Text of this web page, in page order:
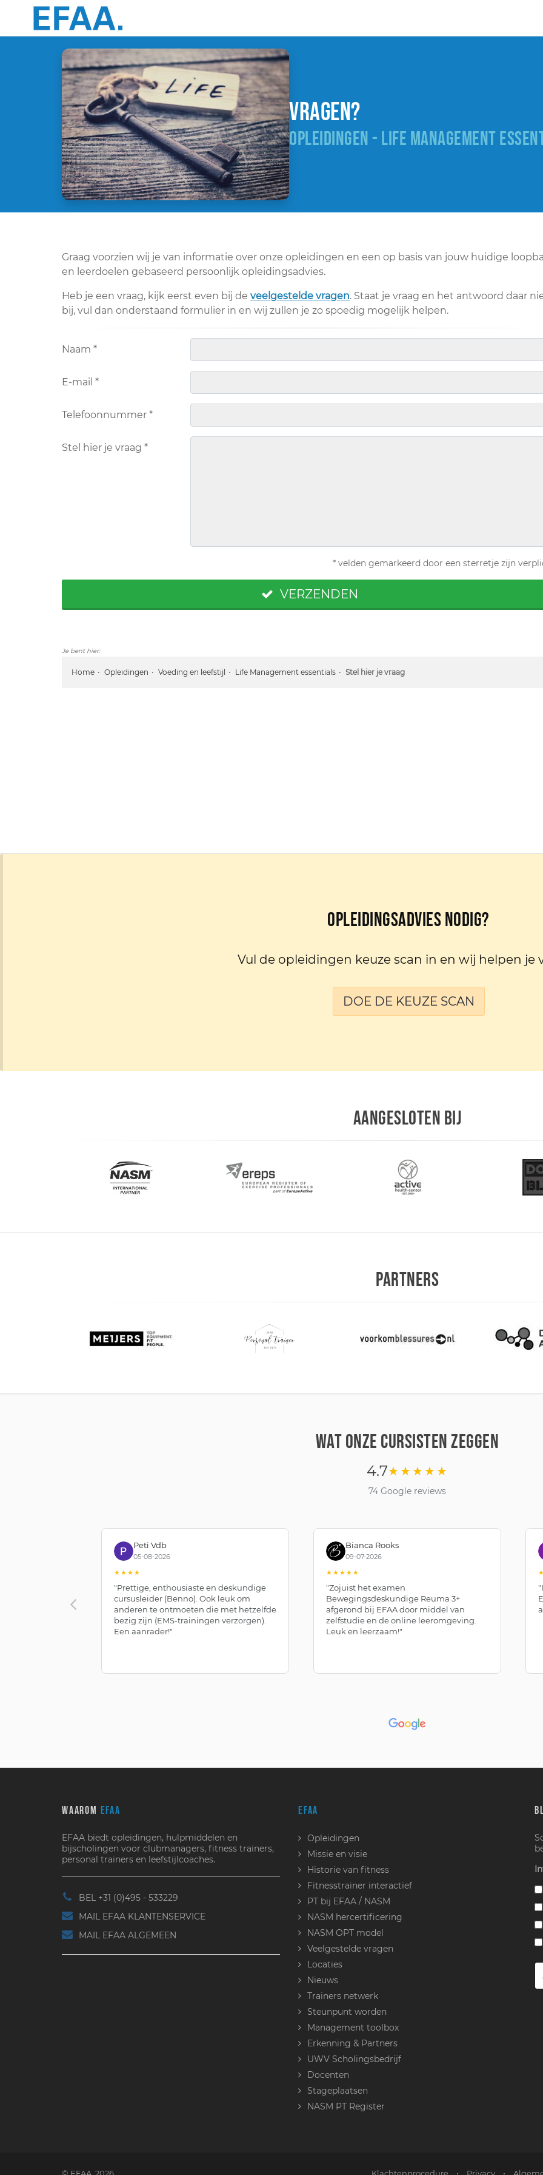
Vragen?
OPLEIDINGEN - LIFE MANAGEMENT
Graag voorzien wij je van informatie over onze opleidingen en een op basis van jouw huidige
en leerdoelen gebaseerd persoonlijk opleidingsadvies.
Heb je een vraag, kijk eerst even bij de veelgestelde vragen. Staat je vraag en het antwoord daar
bij, vul dan onderstaand formulier in en wij zullen je zo spoedig mogelijk helpen.
Naam *
E-mail *
Telefoonnummer *
Stel hier je vraag *
* velden gemarkeerd door een sterretje zijn
VERZENDEN
Je bent hier:
Home Opleidingen Voeding en leefstijl Life Management essentials Stel hier je vraag
Opleidingsadvies nodig?
Vul de opleidingen keuze scan in en wij helpen je
DOE DE KEUZE SCAN
AANGESLOTEN BIJ
PARTNERS
WAT ONZE CURSISTEN ZEGGEN
4.7★★★★★
74 Google reviews
Peti Vdb
05-08-2026
★★★★
"Prettige, enthousiaste en deskundige
cursusleider (Benno). Ook leuk om
anderen te ontmoeten die met hetzelfde
bezig zijn (EMS-trainingen verzorgen).
Een aanrader!"
Bianca Rooks
09-07-2026
★★★★★
"Zojuist het examen
Bewegingsdeskundige Reuma 3+
afgerond bij EFAA door middel van
zelfstudie en de online leeromgeving.
Leuk en leerzaam!"
WAAROM EFAA
EFAA biedt opleidingen, hulpmiddelen en
bijscholingen voor clubmanagers, fitness trainers,
personal trainers en leefstijlcoaches.
BEL +31 (0)495 - 533229
MAIL EFAA KLANTENSERVICE
MAIL EFAA ALGEMEEN
EFAA
Opleidingen
Missie en visie
Historie van fitness
Fitnesstrainer interactief
PT bij EFAA / NASM
NASM hercertificering
NASM OPT model
Veelgestelde vragen
Locaties
Nieuws
Trainers netwerk
Steunpunt worden
Management toolbox
Erkenning & Partners
UWV Scholingsbedrijf
Docenten
Stageplaatsen
NASM PT Register